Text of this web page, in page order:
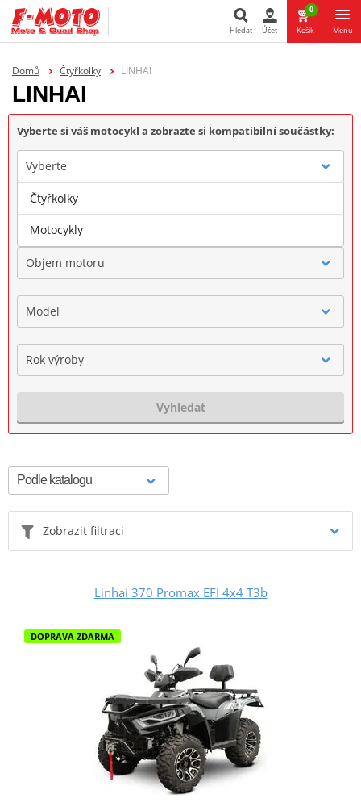
Hledat Účet
0
Košík Menu
Domů Čtyřkolky LINHAI
LINHAI
Vyberte si váš motocykl a zobrazte si kompatibilní součástky:
Vyberte
Značka
Objem motoru
Model
Rok výroby
Vyhledat
Zobrazit filtraci
Linhai 370 Promax EFI 4x4 T3b
DOPRAVA ZDARMA
Čtyřkolky
Motocykly